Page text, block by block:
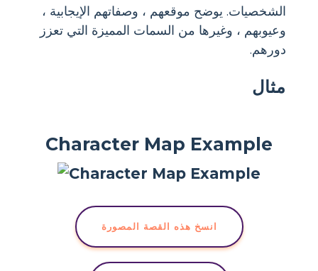
الشخصيات. يوضح موقعهم ، وصفاتهم الإيجابية ،
وعيوبهم ، وغيرها من السمات المميزة التي تعزز
دورهم.
مثال
Character Map Example
انسخ هذه القصة المصورة